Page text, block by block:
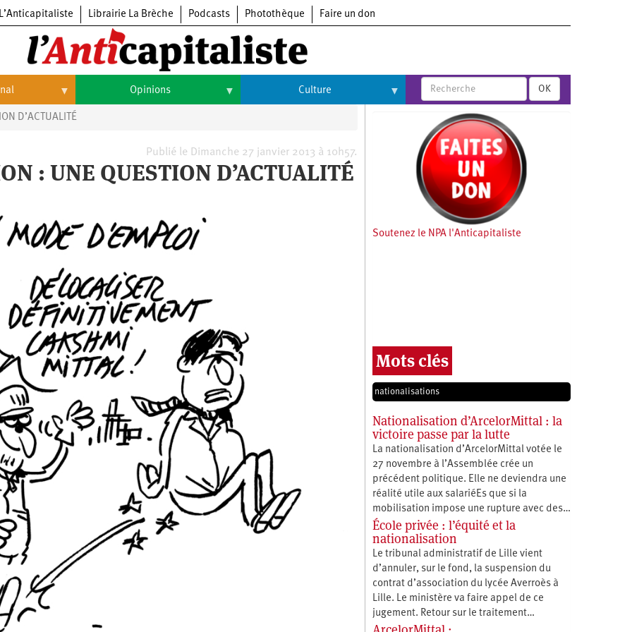
L’Anticapitaliste Librairie La Brèche Podcasts Photothèque Faire un don
Opinions Culture
Arts
Cinéma
OK
D’ACTUALITÉ
Publié le Dimanche 27 janvier 2013 à 10h57.
: UNE QUESTION D’ACTUALITÉ
Soutenez le NPA l'Anticapitaliste
Mots clés
nationalisations
Nationalisation d’ArcelorMittal : la
victoire passe par la lutte
La nationalisation d’ArcelorMittal votée le
27 novembre à l’Assemblée crée un
précédent politique. Elle ne deviendra une
réalité utile aux salariéEs que si la
mobilisation impose une rupture avec des…
École privée : l’équité et la
nationalisation
Le tribunal administratif de Lille vient
d’annuler, sur le fond, la suspension du
contrat d’association du lycée Averroès à
Lille. Le ministère va faire appel de ce
jugement. Retour sur le traitement…